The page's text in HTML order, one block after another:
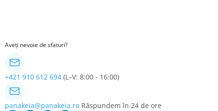
Aveți nevoie de sfaturi?
+421 910 612 694 (L–V: 8:00 - 16:00)
panakeia@panakeia.ro Răspundem în 24 de ore